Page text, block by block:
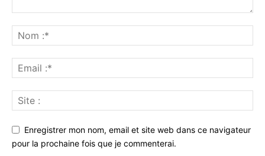
Enregistrer mon nom, email et site web dans ce navigateur
pour la prochaine fois que je commenterai.